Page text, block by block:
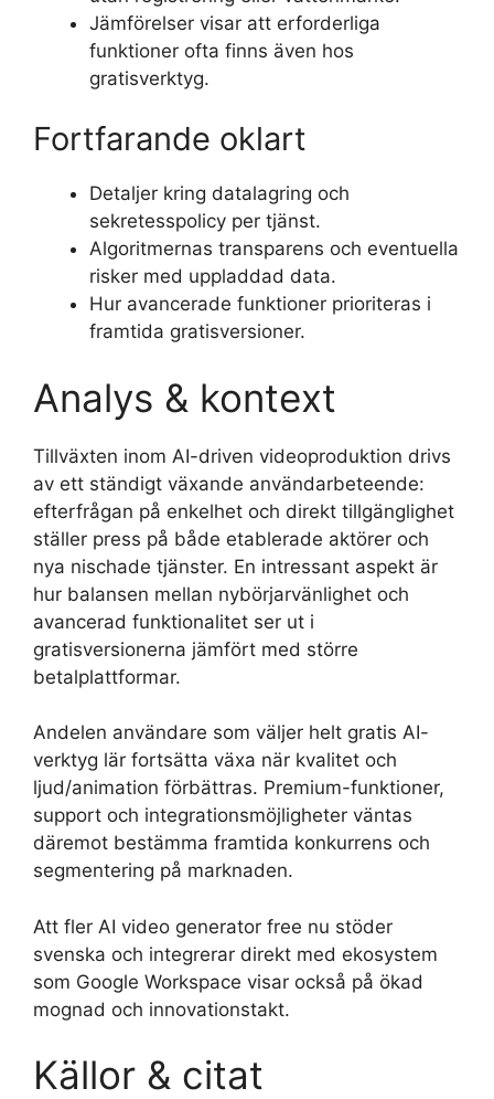
Jämförelser visar att erforderliga
funktioner ofta finns även hos
gratisverktyg.
Fortfarande oklart
Detaljer kring datalagring och
sekretesspolicy per tjänst.
Algoritmernas transparens och eventuella
risker med uppladdad data.
Hur avancerade funktioner prioriteras i
framtida gratisversioner.
Analys & kontext
Tillväxten inom AI-driven videoproduktion drivs
av ett ständigt växande användarbeteende:
efterfrågan på enkelhet och direkt tillgänglighet
ställer press på både etablerade aktörer och
nya nischade tjänster. En intressant aspekt är
hur balansen mellan nybörjarvänlighet och
avancerad funktionalitet ser ut i
gratisversionerna jämfört med större
betalplattformar.
Andelen användare som väljer helt gratis AI-
verktyg lär fortsätta växa när kvalitet och
ljud/animation förbättras. Premium-funktioner,
support och integrationsmöjligheter väntas
däremot bestämma framtida konkurrens och
segmentering på marknaden.
Att fler AI video generator free nu stöder
svenska och integrerar direkt med ekosystem
som Google Workspace visar också på ökad
mognad och innovationstakt.
Källor & citat